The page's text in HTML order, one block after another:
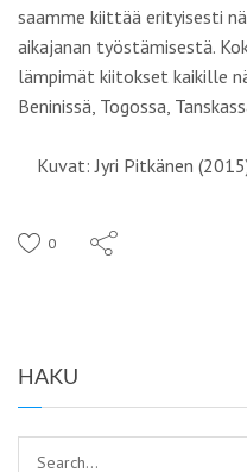
saamme kiittää erityisesti
aikajanan työstämisestä.
lämpimät kiitokset kaikille
Beninissä, Togossa,
Kuvat: Jyri Pitkänen
0
HAKU